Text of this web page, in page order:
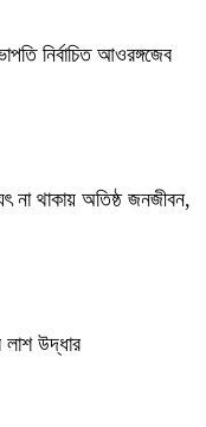
নির্বাচিত আওরঙ্গজেব
না থাকায় অতিষ্ঠ জনজীবন,
উদ্ধার